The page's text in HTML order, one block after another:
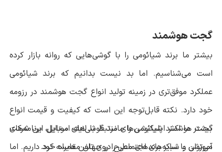
گجت هوشمند
بیشتر ما برند شیائومی را با گوشی‌هایی که روانه بازار کرده
است می‌شناسیم. اما بد نیست بدانیم که برند شیائومی
عملکرد موفق‌تری در زمینه تولید انواع گجت هوشمند در رزومه
خود دارد. نکته قابل‌توجه این است که کیفیت و قیمت انواع
گجت هوشمند شیائومی را مانند گوشی‌های موبایل این شرکت
می‌توان با سایر برندهای مطرح در جهان مقایسه کرد.
بیشتر ما اکثر اپلیکیشن‌های مرتبط با لایف استایل، برنامه‌های
آموزشی و شبکه‌های اجتماعی را روی تلفن همراه خود داریم. اما